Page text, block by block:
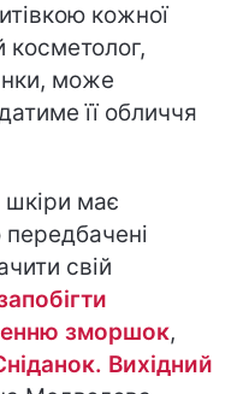
кожної
може
її обличчя
шкіри має
передбачені
свій
зморшок,
Вихідний